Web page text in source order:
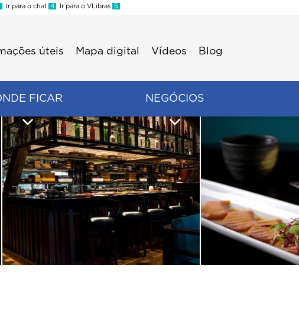
Ir para o chat 4 Ir para o VLibras 5
úteis Mapa digital Vídeos Blog
FICAR NEGÓCIOS